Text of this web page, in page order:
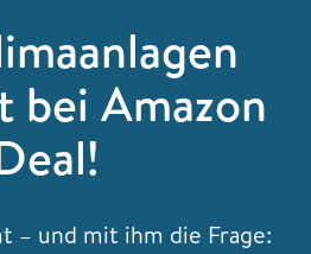
bei Amazon
– und mit ihm die Frage: